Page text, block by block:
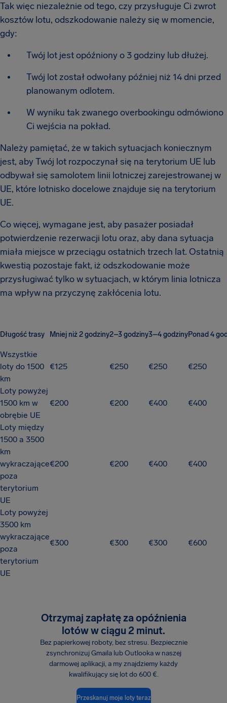
Tak więc niezależnie od tego, czy przysługuje Ci zwrot
kosztów lotu, odszkodowanie należy się w momencie,
gdy:
Twój lot jest opóźniony o 3 godziny lub dłużej.
Twój lot został odwołany później niż 14 dni przed
planowanym odlotem.
W wyniku tak zwanego overbookingu odmówiono
Ci wejścia na pokład.
Należy pamiętać, że w takich sytuacjach koniecznym
jest, aby Twój lot rozpoczynał się na terytorium UE lub
odbywał się samolotem linii lotniczej zarejestrowanej w
UE, które lotnisko docelowe znajduje się na terytorium
UE.
Co więcej, wymagane jest, aby pasażer posiadał
potwierdzenie rezerwacji lotu oraz, aby dana sytuacja
miała miejsce w przeciągu ostatnich trzech lat. Ostatnią
kwestią pozostaje fakt, iż odszkodowanie może
przysługiwać tylko w sytuacjach, w którym linia lotnicza
ma wpływ na przyczynę zakłócenia lotu.
Długość trasy Mniej niż 2 godziny2–3 godziny3–4 godzinyPonad 4
Wszystkie
loty do 1500
km
€125 €250 €250 €250
Loty powyżej
1500 km w
obrębie UE
€200 €200 €400 €400
Loty między
1500 a 3500
km
wykraczające
poza
terytorium
UE
€200 €200 €400 €400
Loty powyżej
3500 km
wykraczające
poza
terytorium
UE
€300 €300 €300 €600
Otrzymaj zapłatę za opóźnienia
lotów w ciągu 2 minut.
Bez papierkowej roboty, bez stresu. Bezpiecznie
zsynchronizuj Gmaila lub Outlooka w naszej
darmowej aplikacji, a my znajdziemy każdy
kwalifikujący się lot do 600 €.
Przeskanuj moje loty teraz